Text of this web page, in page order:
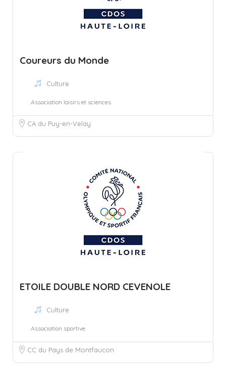
Coureurs du Monde
Culture
Association loisirs et sciences
CA du Puy-en-Velay
ETOILE DOUBLE NORD CEVENOLE
Culture
Association sportive
CC du Pays de Montfaucon